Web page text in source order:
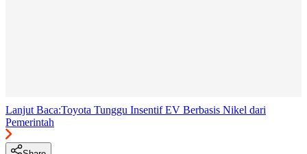
Lanjut Baca:Toyota Tunggu Insentif EV Berbasis Nikel dari
Pemerintah